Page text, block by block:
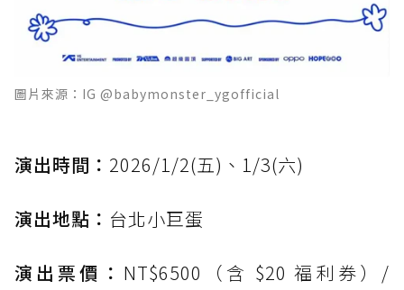
圖片來源：IG @babymonster_ygofficial
演出時間： 2026/1/2(五)、1/3(六)
演出地點： 台北小巨蛋
演出票價： NT$6500（含 $20 福利券）/